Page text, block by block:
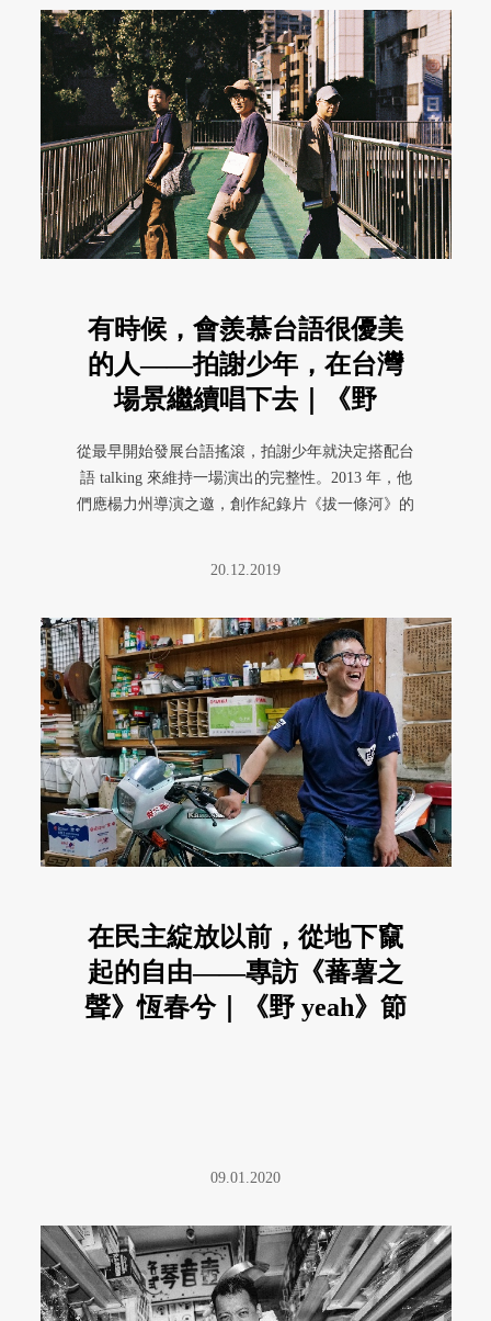
有時候，會羨慕台語很優美
的人——拍謝少年，在台灣
場景繼續唱下去｜《野
從最早開始發展台語搖滾，拍謝少年就決定搭配台
語 talking 來維持一場演出的完整性。2013 年，他
們應楊力州導演之邀，創作紀錄片《拔一條河》的
20.12.2019
在民主綻放以前，從地下竄
起的自由——專訪《蕃薯之
聲》恆春兮｜《野 yeah》節
09.01.2020